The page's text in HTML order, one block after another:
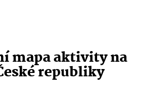
mapa aktivity na
republiky